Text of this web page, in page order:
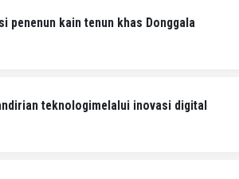
penenun kain tenun khas Donggala
teknologimelalui inovasi digital